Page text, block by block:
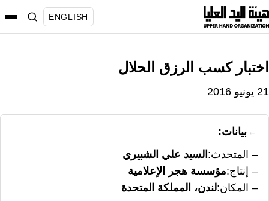
انتقل
إلى
ENGLISH
اختبار كسب الرزق الحلال
21 يونيو 2016
بيانات:
المتحدث السيد علي الشبيري
إنتاج مؤسسة هجر الإعلامية
المكان لندن، المملكة المتحدة